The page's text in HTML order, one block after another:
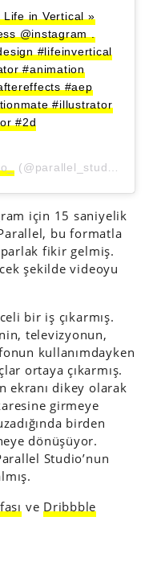
in Vertical »
@instagram .
#lifeinvertical
#animation
#aep
#illustrator
#2d
(@parallel_studio_) on
için 15 saniyelik
bu formatla
parlak fikir gelmiş.
şekilde videoyu
bir iş çıkarmış.
televizyonun,
kullanımdayken
ortaya çıkarmış.
ekranı dikey olarak
girmeye
birden
dönüşüyor.
Studio’nun
ve Dribbble